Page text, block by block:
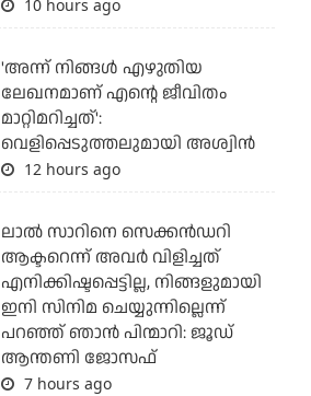
10 hours ago
'അന്ന് നിങ്ങള്‍ എഴുതിയ
ലേഖനമാണ് എന്റെ ജീവിതം
മാറ്റിമറിച്ചത്':
വെളിപ്പെടുത്തലുമായി അശ്വിന്‍
12 hours ago
ലാല്‍ സാറിനെ സെക്കന്‍ഡറി
ആക്ടറെന്ന് അവര്‍ വിളിച്ചത്
എനിക്കിഷ്ടപ്പെട്ടില്ല, നിങ്ങളുമായി
ഇനി സിനിമ ചെയ്യുന്നില്ലെന്ന്
പറഞ്ഞ് ഞാന്‍ പിന്മാറി: ജൂഡ്
ആന്തണി ജോസഫ്
7 hours ago